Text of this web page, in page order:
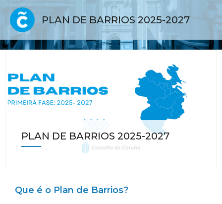
PLAN DE BARRIOS 2025-2027
PLAN DE BARRIOS 2025-2027
Que é o Plan de Barrios?